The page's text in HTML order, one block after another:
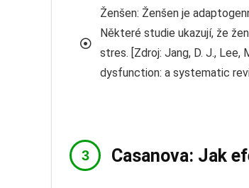
Ženšen: Ženšen je
Některé studie ukazují, že
stres. [Zdroj: Jang, D. J., Lee,
dysfunction: a systematic
Casanova: Jak